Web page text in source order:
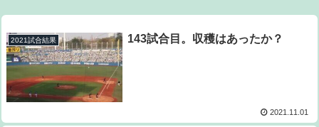
2021試合結果 143試合目。収穫はあったか？
2021.11.01